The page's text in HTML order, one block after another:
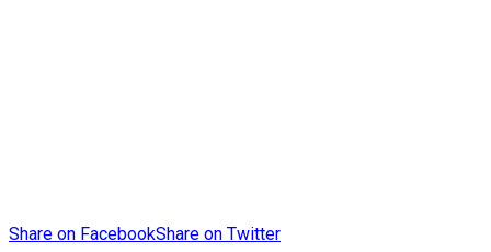
Share on FacebookShare on Twitter